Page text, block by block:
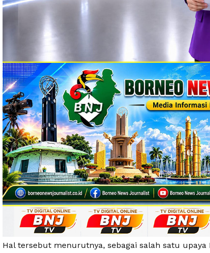
Hal tersebut menurutnya, sebagai salah satu